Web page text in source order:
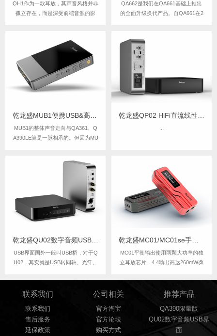
QH1作为一款耳放，其声音风格并非
孤立存在，而是深受前端音源的影
密度。得益于其低噪音、宽频响和高
瞬态响应，QH1能够呈现出鲜活而自
QA662是我们在QA661基础上推出
的全面升级换代产品。自QA661在2
票王。在这漫长的研发岁月中，我们
不断挑战声音上限，逐步打造出今天
我们为之自豪的音质表现。QA...
MUB1的整体声音走向与QA361、Q
A390LE算是一脉相承的。但因为MU
到更重要的位置。整体声音温润、细
腻、安定、耐听，有着不错的声音密
度与结像实体感，纵向空间感与层次
细节...
USB界面国外一般叫USB桥，对于Q
U02，其实就是USB转同轴、光纤、
字音频转换器.......
MC01平衡输出使用两颗大功率的独
立耳放芯片，4.4输出高达260mW@
器更高的输出功率。可以适配更多难
推的耳机。
联系我们
联系我们
售后服务
延保政策
公司相关
官方淘宝
官方论坛
购买方式
推荐产品
QA390限量版
QU02数字音频USB界
面